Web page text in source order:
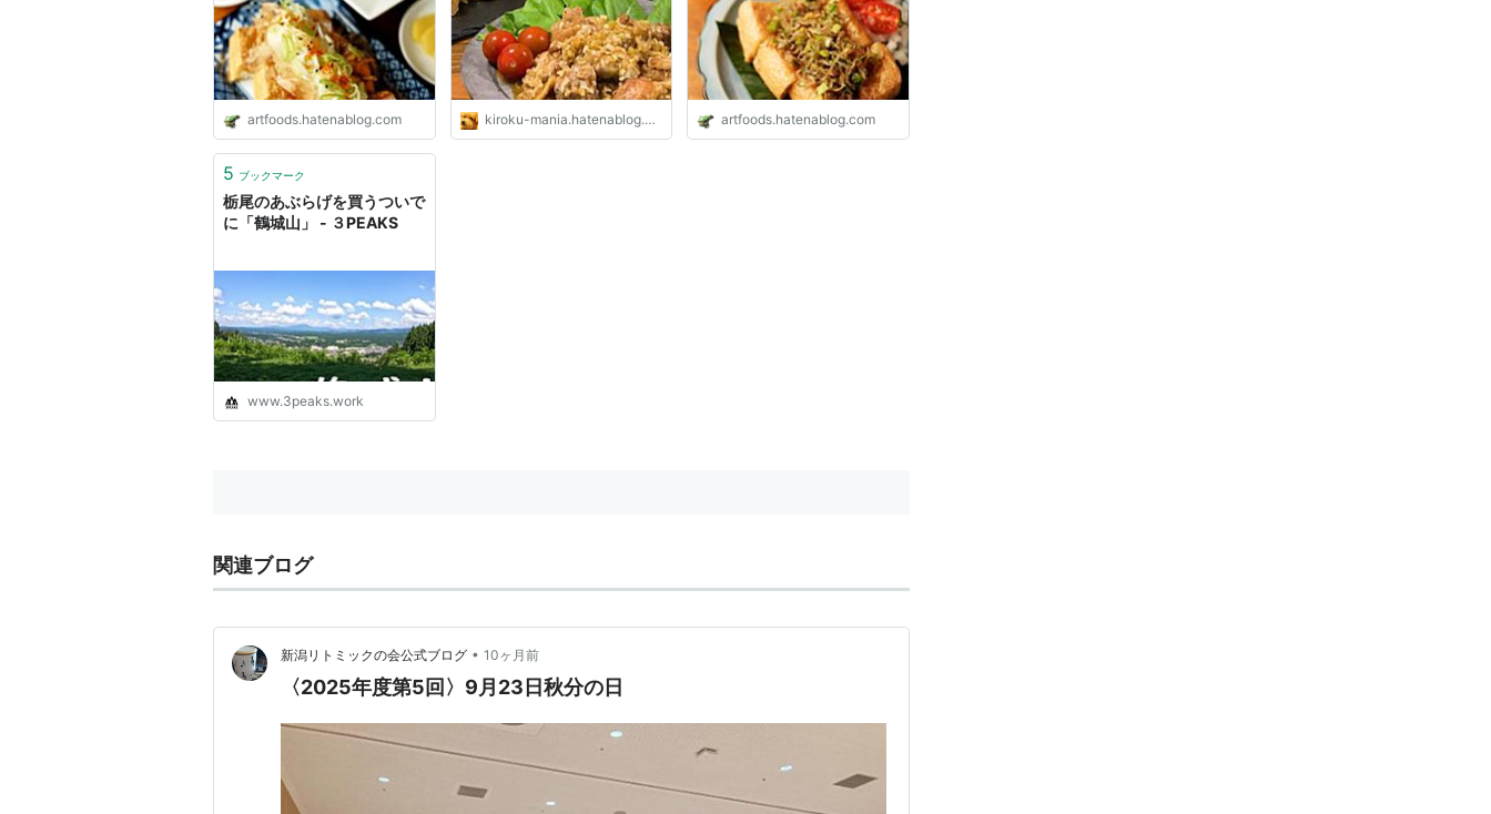
artfoods.hatenablog.com kiroku-mania.hatenablog.com artfoods.hatenablog.com
5 ブックマーク
栃尾のあぶらげを買うついで
に「鶴城山」 - ３PEAKS
www.3peaks.work
関連ブログ
新潟リトミックの会公式ブログ • 10ヶ月前
〈2025年度第5回〉9月23日秋分の日